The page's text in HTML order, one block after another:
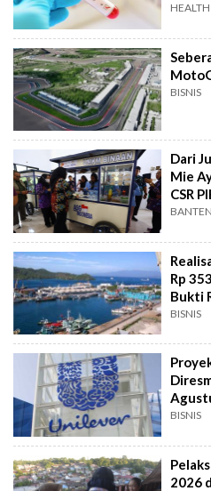
HEALTH
BISNIS
Dari
Mie
CSR
BANTEN
Rp
Bukti
BISNIS
BISNIS
2026